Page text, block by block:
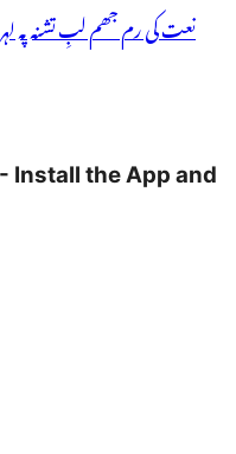
نعت کی رم جھم لبِ تشنہ پہ
Install the App and